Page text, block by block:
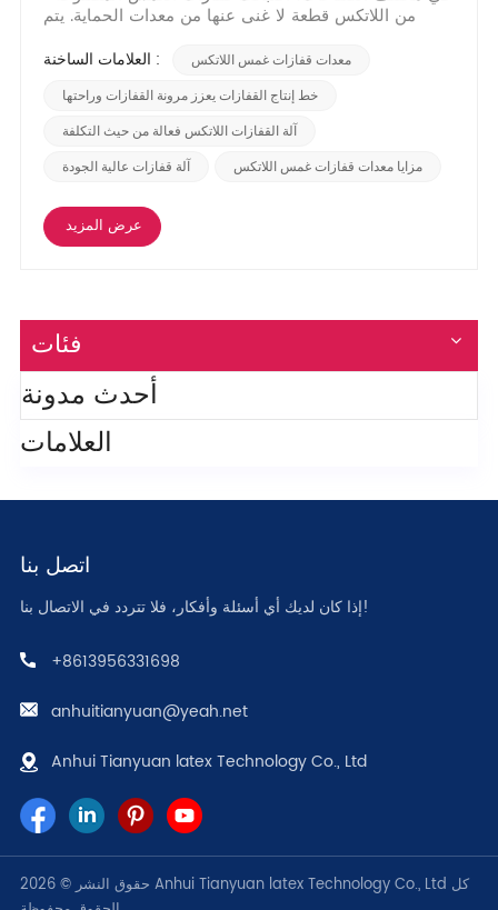
من اللاتكس قطعة لا غنى عنها من معدات الحماية. يتم
اللاتكس، وتوفر القفازات الناتجة مجموعة من المزايا
العلامات الساخنة : معدات قفازات غمس اللاتكس
خط إنتاج القفازات يعزز مرونة القفازات وراحتها
آلة القفازات اللاتكس فعالة من حيث التكلفة
آلة قفازات عالية الجودة مزايا معدات قفازات غمس اللاتكس
عرض المزيد
فئات
أحدث مدونة
العلامات
اتصل بنا
إذا كان لديك أي أسئلة وأفكار، فلا تتردد في الاتصال بنا!
+8613956331698
anhuitianyuan@yeah.net
Anhui Tianyuan latex Technology Co., Ltd
حقوق النشر © 2026 Anhui Tianyuan latex Technology Co., Ltd كل